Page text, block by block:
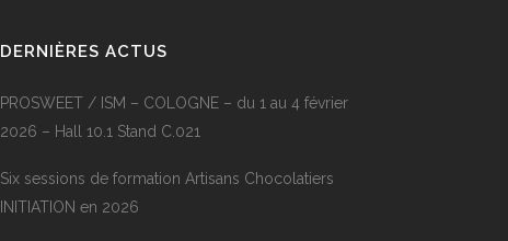
DERNIÈRES ACTUS
PROSWEET / ISM – COLOGNE – du 1 au 4 février
2026 – Hall 10.1 Stand C.021
Six sessions de formation Artisans Chocolatiers
INITIATION en 2026